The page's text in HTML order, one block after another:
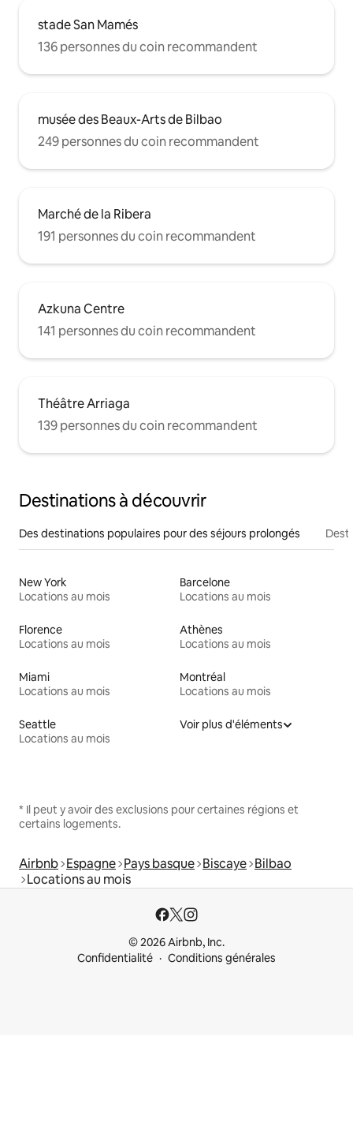
stade San Mamés
136 personnes du coin recommandent
musée des Beaux-Arts de Bilbao
249 personnes du coin recommandent
Marché de la Ribera
191 personnes du coin recommandent
Azkuna Centre
141 personnes du coin recommandent
Théâtre Arriaga
139 personnes du coin recommandent
Destinations à découvrir
Des destinations populaires pour des séjours prolongés
New York
Locations au mois
Barcelone
Locations au mois
Florence
Locations au mois
Athènes
Locations au mois
Miami
Locations au mois
Montréal
Locations au mois
Seattle
Locations au mois
Voir plus d'éléments
* Il peut y avoir des exclusions pour certaines régions et
certains logements.
Airbnb Espagne Pays basque Biscaye Bilbao
Locations au mois
© 2026 Airbnb, Inc.
Confidentialité
Conditions générales